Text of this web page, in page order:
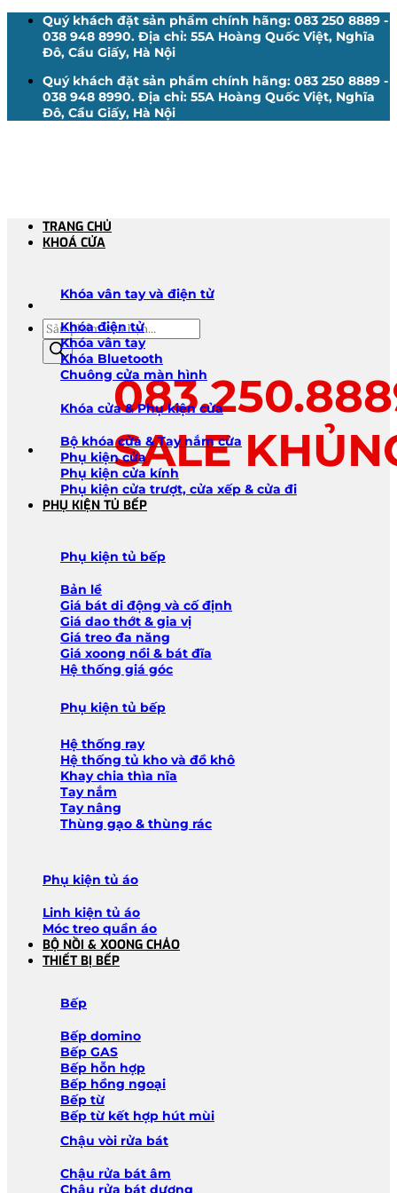
Quý khách đặt sản phẩm chính hãng: 083 250 8889 -
038 948 8990. Địa chỉ: 55A Hoàng Quốc Việt, Nghĩa
Đô, Cầu Giấy, Hà Nội
Quý khách đặt sản phẩm chính hãng: 083 250 8889 -
038 948 8990. Địa chỉ: 55A Hoàng Quốc Việt, Nghĩa
Đô, Cầu Giấy, Hà Nội
Tìm
kiếm
sản
phẩm
SALE
TRANG CHỦ
KHOÁ CỬA
Khóa vân tay và điện tử
Khóa điện tử
Khóa vân tay
Khóa Bluetooth
Chuông cửa màn hình
Khóa cửa & Phụ kiện cửa
Bộ khóa cửa & Tay nắm cửa
Phụ kiện cửa
Phụ kiện cửa kính
Phụ kiện cửa trượt, cửa xếp & cửa đi
PHỤ KIỆN TỦ BẾP
Phụ kiện tủ bếp
Bản lề
Giá bát di động và cố định
Giá dao thớt & gia vị
Giá treo đa năng
Giá xoong nồi & bát đĩa
Hệ thống giá góc
Phụ kiện tủ bếp
Hệ thống ray
Hệ thống tủ kho và đồ khô
Khay chia thìa nĩa
Tay nắm
Tay nâng
Thùng gạo & thùng rác
Phụ kiện tủ áo
Linh kiện tủ áo
Móc treo quần áo
BỘ NỒI & XOONG CHẢO
THIẾT BỊ BẾP
Bếp
Bếp domino
Bếp GAS
Bếp hỗn hợp
Bếp hồng ngoại
Bếp từ
Bếp từ kết hợp hút mùi
Chậu vòi rửa bát
Chậu rửa bát âm
Chậu rửa bát dương